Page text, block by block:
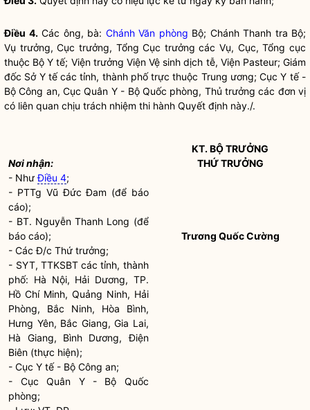
Điều 4.Các ông, bà: Chánh Văn phòng Bộ; Chánh Thanh tra Bộ;
Vụ trưởng, Cục trưởng, Tổng Cục trưởng các Vụ, Cục, Tổng cục
thuộc Bộ Y tế; Viện trưởng Viện Vệ sinh dịch tễ, Viện Pasteur; Giám
đốc Sở Y tế các tỉnh, thành phố trực thuộc Trung ương; Cục Y tế -
Bộ Công an, Cục Quân Y - Bộ Quốc phòng, Thủ trưởng các đơn vị
có liên quan chịu trách nhiệm thi hành Quyết định này./.
Nơi nhận:
- NhưĐiều 4;
- PTTg Vũ Đức Đam (để báo
cáo);
- BT. Nguyễn Thanh Long (để
báo cáo);
- Các Đ/c Thứ trưởng;
- SYT, TTKSBT các tỉnh, thành
phố: Hà Nội, Hải Dương, TP.
Hồ Chí Minh, Quảng Ninh, Hải
Phòng, Bắc Ninh, Hòa Bình,
Hưng Yên, Bắc Giang, Gia Lai,
Hà Giang, Bình Dương, Điện
Biên (thực hiện);
- Cục Y tế - Bộ Công an;
- Cục Quân Y - Bộ Quốc
phòng;
KT.BỘ TRƯỞNG
THỨ TRƯỞNG
Trương Quốc Cường